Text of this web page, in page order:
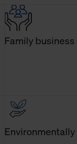
Family business